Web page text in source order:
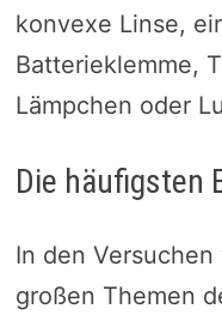
konvexe Linse,
Batterieklemme,
Lämpchen oder
Die häufigsten
In den
großen Themen